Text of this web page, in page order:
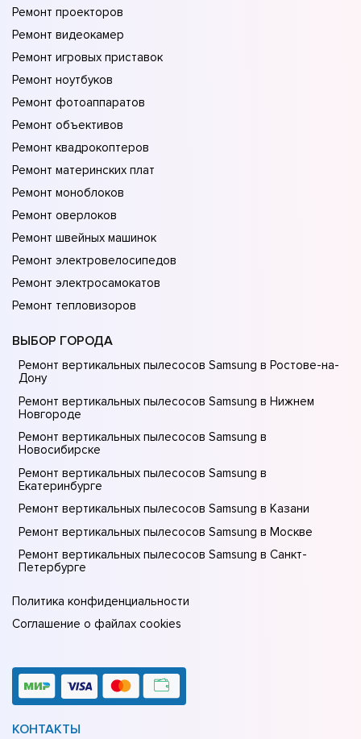
Ремонт проекторов
Ремонт видеокамер
Ремонт игровых приставок
Ремонт ноутбуков
Ремонт фотоаппаратов
Ремонт объективов
Ремонт квадрокоптеров
Ремонт материнских плат
Ремонт моноблоков
Ремонт оверлоков
Ремонт швейных машинок
Ремонт электровелосипедов
Ремонт электросамокатов
Ремонт тепловизоров
ВЫБОР ГОРОДА
Ремонт вертикальных пылесосов Samsung в Ростове-на-
Донy
Ремонт вертикальных пылесосов Samsung в Нижнем
Новгороде
Ремонт вертикальных пылесосов Samsung в
Новосибирске
Ремонт вертикальных пылесосов Samsung в
Екатеринбурге
Ремонт вертикальных пылесосов Samsung в Казани
Ремонт вертикальных пылесосов Samsung в Москве
Ремонт вертикальных пылесосов Samsung в Санкт-
Петербурге
Политика конфиденциальности
Соглашение о файлах cookies
КОНТАКТЫ